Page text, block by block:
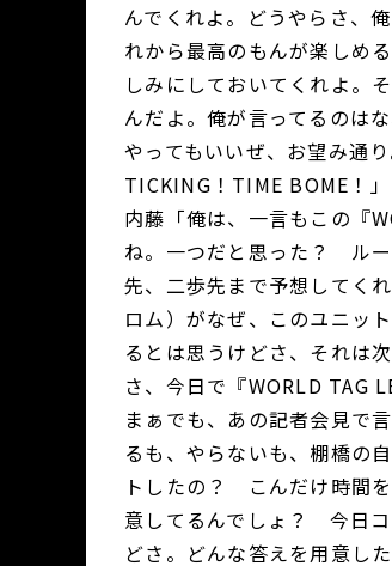
んでくれよ。どうやらさ、
れから最高のもんが楽しめ
しみにしておいてくれよ。
んだよ。俺が言ってるのは
やってもいいぜ、お望み通
TICKING！TIME BOME！」
内藤「俺は、一言もこの『
ね。一つだと思った？ ル
先、二歩先まで予想してく
ロム）がなぜ、このユニッ
るとは思うけどさ、それは
さ、今日で『WORLD TAG
まぁでも、あの記者会見で
るも、やらないも、棚橋の
トしたの？ こんだけ時間
意してるんでしょ？ 今日
どさ。どんな答えを用意し